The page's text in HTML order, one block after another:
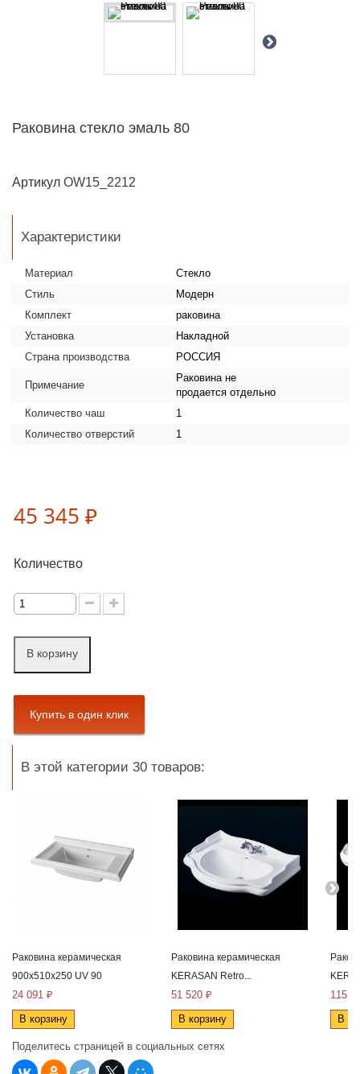
Раковина стекло эмаль 80
Артикул OW15_2212
Характеристики
Материал
Стекло
Стиль
Модерн
Комплект
раковина
Установка
Накладной
Страна производства
РОССИЯ
Примечание
Раковина не
продается отдельно
Количество чаш
1
Количество отверстий
1
45 345 ₽
Количество
В корзину
В этой категории 30 товаров:
Раковина керамическая
900x510x250 UV 90
24 091 ₽
В корзину
Раковина керамическая
KERASAN Retro...
51 520 ₽
В корзину
115
В
Поделитесь страницей в социальных сетях